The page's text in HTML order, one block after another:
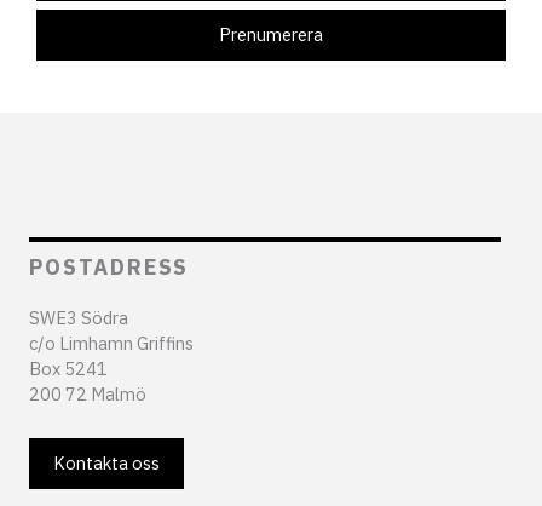
POSTADRESS
SWE3 Södra
c/o Limhamn Griffins
Box 5241
200 72 Malmö
Kontakta oss